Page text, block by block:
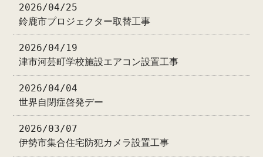
2026/04/25
鈴鹿市プロジェクター取替工事
2026/04/19
津市河芸町学校施設エアコン設置工事
2026/04/04
世界自閉症啓発デー
2026/03/07
伊勢市集合住宅防犯カメラ設置工事